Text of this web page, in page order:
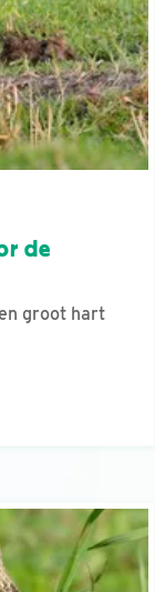
de
groot hart